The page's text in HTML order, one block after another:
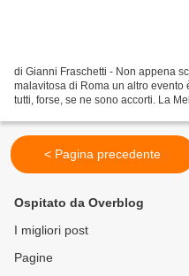
di Gianni Fraschetti - Non appena
malavitosa di Roma un altro evento
tutti, forse, se ne sono accorti. La
< Pagina precedente
Ospitato da Overblog
I migliori post
Pagine